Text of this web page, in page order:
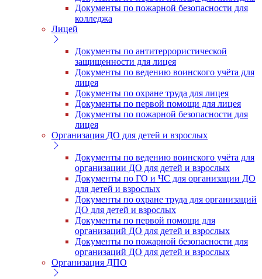
Документы по пожарной безопасности для
колледжа
Лицей
Документы по антитеррористической
защищенности для лицея
Документы по ведению воинского учёта для
лицея
Документы по охране труда для лицея
Документы по первой помощи для лицея
Документы по пожарной безопасности для
лицея
Организация ДО для детей и взрослых
Документы по ведению воинского учёта для
организации ДО для детей и взрослых
Документы по ГО и ЧС для организации ДО
для детей и взрослых
Документы по охране труда для организаций
ДО для детей и взрослых
Документы по первой помощи для
организаций ДО для детей и взрослых
Документы по пожарной безопасности для
организаций ДО для детей и взрослых
Организация ДПО